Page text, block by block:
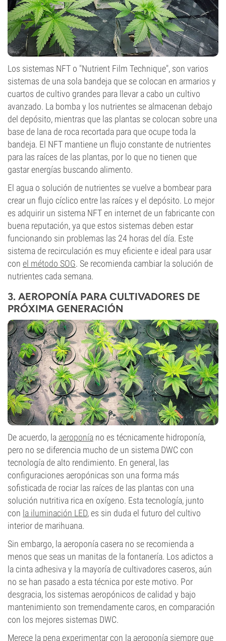
Los sistemas NFT o "Nutrient Film Technique", son varios
sistemas de una sola bandeja que se colocan en armarios y
cuartos de cultivo grandes para llevar a cabo un cultivo
avanzado. La bomba y los nutrientes se almacenan debajo
del depósito, mientras que las plantas se colocan sobre una
base de lana de roca recortada para que ocupe toda la
bandeja. El NFT mantiene un flujo constante de nutrientes
para las raíces de las plantas, por lo que no tienen que
gastar energías buscando alimento.
El agua o solución de nutrientes se vuelve a bombear para
crear un flujo cíclico entre las raíces y el depósito. Lo mejor
es adquirir un sistema NFT en internet de un fabricante con
buena reputación, ya que estos sistemas deben estar
funcionando sin problemas las 24 horas del día. Este
sistema de recirculación es muy eficiente e ideal para usar
con el método SOG. Se recomienda cambiar la solución de
nutrientes cada semana.
3. AEROPONÍA PARA CULTIVADORES DE
PRÓXIMA GENERACIÓN
De acuerdo, la aeroponía no es técnicamente hidroponía,
pero no se diferencia mucho de un sistema DWC con
tecnología de alto rendimiento. En general, las
configuraciones aeropónicas son una forma más
sofisticada de rociar las raíces de las plantas con una
solución nutritiva rica en oxígeno. Esta tecnología, junto
con la iluminación LED, es sin duda el futuro del cultivo
interior de marihuana.
Sin embargo, la aeroponía casera no se recomienda a
menos que seas un manitas de la fontanería. Los adictos a
la cinta adhesiva y la mayoría de cultivadores caseros, aún
no se han pasado a esta técnica por este motivo. Por
desgracia, los sistemas aeropónicos de calidad y bajo
mantenimiento son tremendamente caros, en comparación
con los mejores sistemas DWC.
Merece la pena experimentar con la aeroponía siempre que